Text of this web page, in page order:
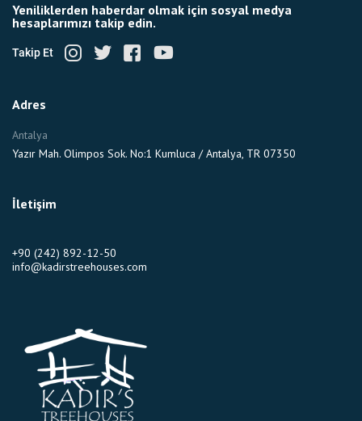
Yeniliklerden haberdar olmak için sosyal medya
hesaplarımızı takip edin.
Takip Et
Adres
Antalya
Yazır Mah. Olimpos Sok. No:1 Kumluca / Antalya, TR 07350
İletişim
+90 (242) 892-12-50
info@kadirstreehouses.com